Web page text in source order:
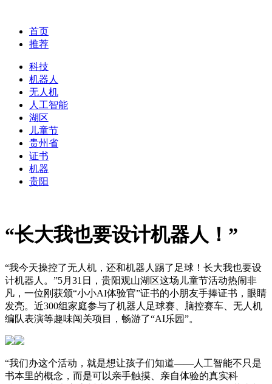
首页
推荐
科技
机器人
无人机
人工智能
湖区
儿童节
贵州省
证书
机器
贵阳
“长大我也要设计机器人！”
“我今天操控了无人机，还和机器人踢了足球！长大我也要设
计机器人。”5月31日，贵阳观山湖区这场儿童节活动热闹非
凡，一位刚获颁“小小AI体验官”证书的小朋友手捧证书，眼睛
发亮。近300组家庭参与了机器人足球赛、脑控赛车、无人机
编队表演等趣味闯关项目，畅游了“AI乐园”。
“我们办这个活动，就是想让孩子们知道——人工智能不只是
书本里的概念，而是可以亲手触摸、亲自体验的真实科